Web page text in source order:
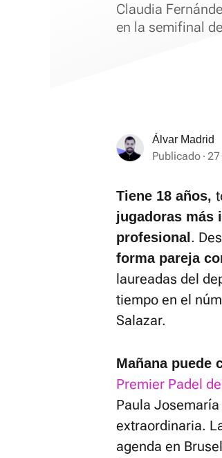
Claudia
en la semifinal
Álvar Madrid
Publicado
Tiene 18 años,
jugadoras más
profesional .
forma pareja
laureadas del
tiempo en el
Salazar.
Mañana puede
Premier Padel
Paula
extraordinaria.
agenda en